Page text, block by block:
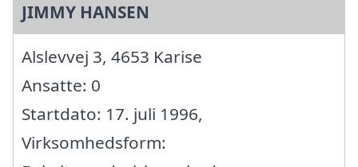
JIMMY HANSEN
Alslevvej 3, 4653 Karise
Ansatte: 0
Startdato: 17. juli 1996,
Virksomhedsform: